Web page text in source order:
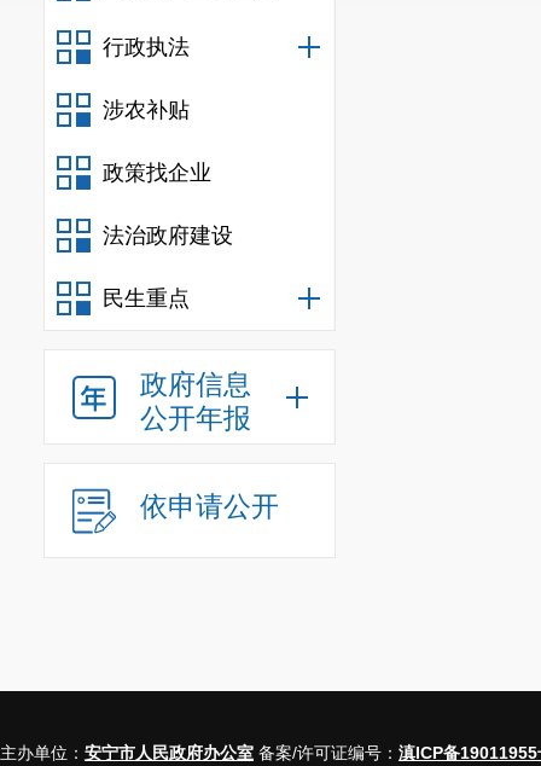
行政执法
涉农补贴
政策找企业
法治政府建设
民生重点
政府信息
公开年报
依申请公开
主办单位： 安宁市人民政府办公室 备案/许可证编号： 滇ICP备